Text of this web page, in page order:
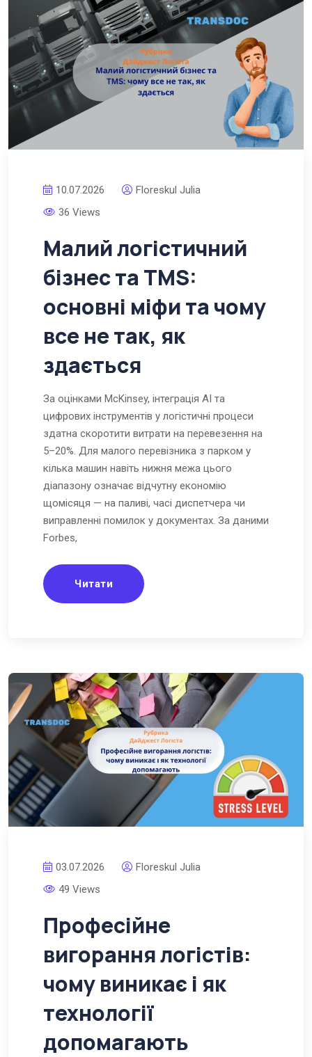
10.07.2026
Floreskul Julia
36 Views
Малий логістичний
бізнес та TMS:
основні міфи та чому
все не так, як
здається
За оцінками McKinsey, інтеграція AI та
цифрових інструментів у логістичні процеси
здатна скоротити витрати на перевезення на
5–20%. Для малого перевізника з парком у
кілька машин навіть нижня межа цього
діапазону означає відчутну економію
щомісяця — на паливі, часі диспетчера чи
виправленні помилок у документах. За даними
Forbes,
Читати
03.07.2026
Floreskul Julia
49 Views
Професійне
вигорання логістів:
чому виникає і як
технології
допомагають